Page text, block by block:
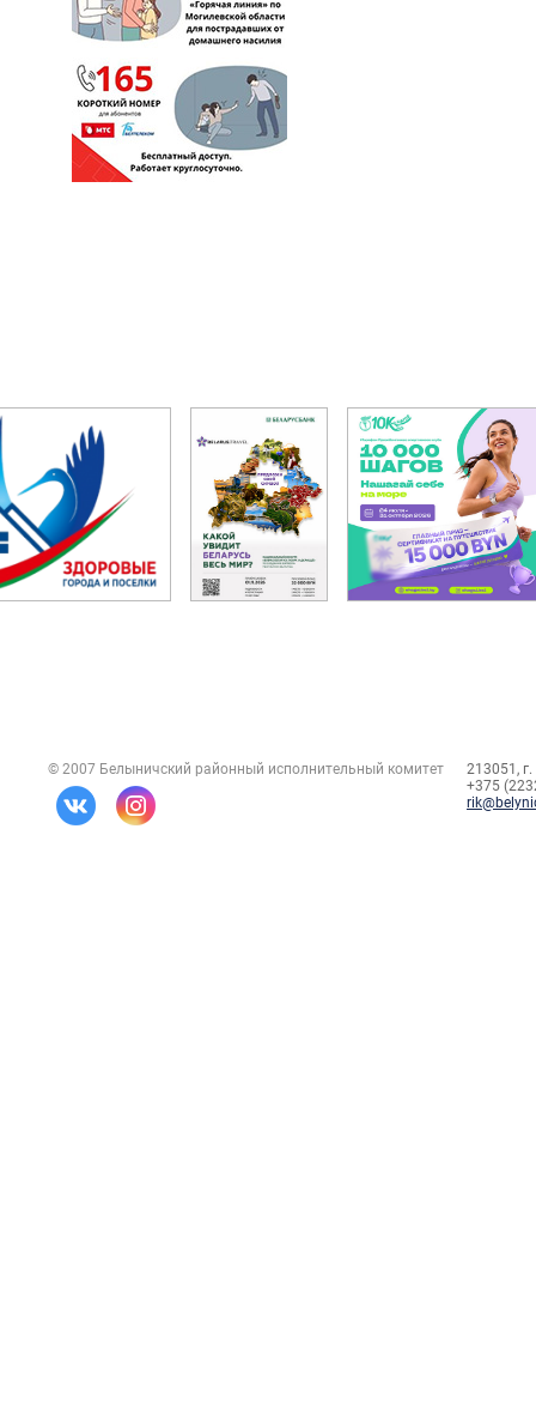
© 2007 Белыничский районный исполнительный комитет
213051,
+375